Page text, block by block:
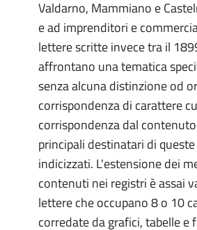
Valdarno, Mammiano e
e ad imprenditori e
lettere scritte invece tra il
affrontano una tematica
senza alcuna distinzione od
corrispondenza di carattere
corrispondenza dal
principali destinatari di
indicizzati. L'estensione dei
contenuti nei registri è assai
lettere che occupano 8 o 10
corredate da grafici, tabelle e